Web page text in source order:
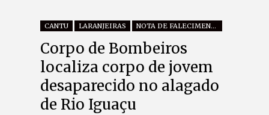
CANTU LARANJEIRAS NOTA DE FALECIMENTO
Corpo de Bombeiros
localiza corpo de jovem
desaparecido no alagado
de Rio Iguaçu